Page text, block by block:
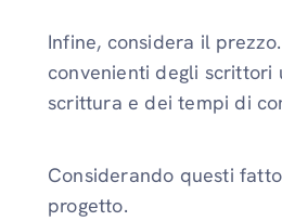
Infine, considera il
convenienti degli scrittori
scrittura e dei tempi di
Considerando questi
progetto.